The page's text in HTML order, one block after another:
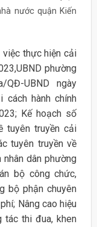
nước quận Kiến
thực hiện cải
phường
UBND ngày
cách hành chính
Kế hoạch số
tuyên truyền cải
tuyên truyền về
dân phường
bộ công chức,
bộ phận chuyên
Nâng cao hiệu
tác thi đua, khen